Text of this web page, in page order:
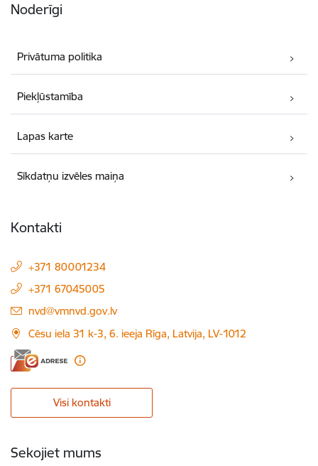
Noderīgi
Privātuma politika
Piekļūstamība
Lapas karte
Sīkdatņu izvēles maiņa
Kontakti
+371 80001234
+371 67045005
E-pasts:
nvd@vmnvd.gov.lv
Cēsu iela 31 k-3, 6. ieeja Rīga, Latvija, LV-1012
Visi kontakti
Sekojiet mums